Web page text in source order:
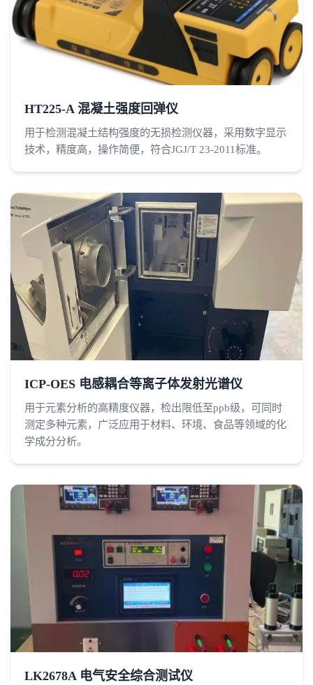
HT225-A 混凝土强度回弹仪
用于检测混凝土结构强度的无损检测仪器，采用数字显示
技术，精度高，操作简便，符合JGJ/T 23-2011标准。
ICP-OES 电感耦合等离子体发射光谱仪
用于元素分析的高精度仪器，检出限低至ppb级，可同时
测定多种元素，广泛应用于材料、环境、食品等领域的化
学成分分析。
LK2678A 电气安全综合测试仪